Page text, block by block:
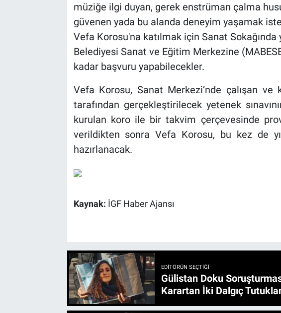
müziğe ilgi duyan, gerek enstrüman çalma
güvenen yada bu alanda deneyim yaşamak
Vefa Korosu'na katılmak için Sanat
Belediyesi Sanat ve Eğitim Merkezine
kadar başvuru yapabilecekler.
Vefa Korosu, Sanat Merkezi’nde çalışan
tarafından gerçekleştirilecek yetenek
kurulan koro ile bir takvim çerçevesinde
verildikten sonra Vefa Korosu, bu kez de
hazırlanacak.
Kaynak: İGF Haber Ajansı
EDITÖRÜN SEÇTIĞI
Gülistan Doku
Karartan İki Dalgıç